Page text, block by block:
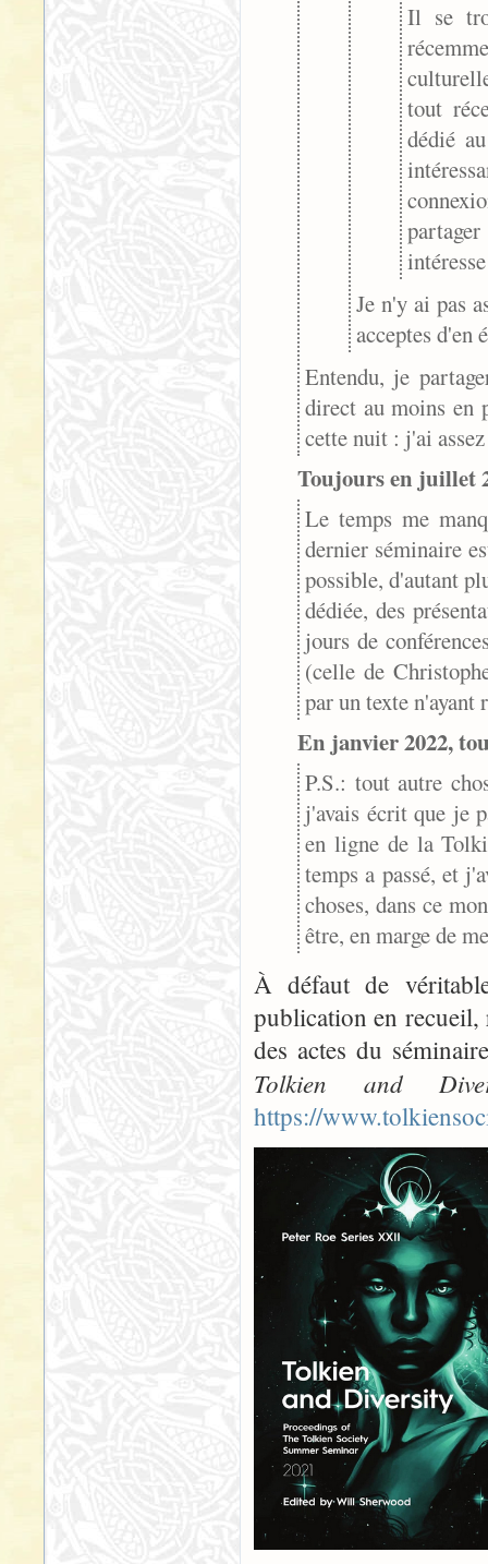
Il se
tout
dédié
Je n'y ai pas
acceptes d'en
Entendu, je
direct au moins en
cette nuit : j'ai
Toujours en juillet
Le temps me
dernier séminaire
possible, d'autant
dédiée, des
jours de
(celle de
par un texte n'ayant
En janvier 2022,
P.S.: tout autre
j'avais écrit que je
en ligne de la
temps a passé, et
choses, dans ce
être, en marge de
À défaut de
publication en recueil,
des actes du
Tolkien and
https://